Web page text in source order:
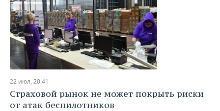
22 июл, 20:41
Страховой рынок не может покрыть риски
от атак беспилотников